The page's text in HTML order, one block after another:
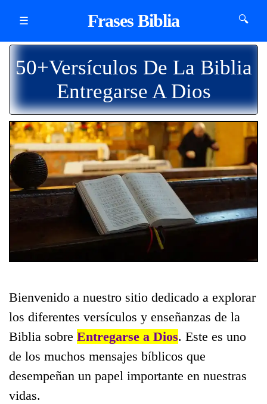
☰ Frases Biblia 🔍
50+Versículos De La Biblia
Entregarse A Dios
Bienvenido a nuestro sitio dedicado a explorar
los diferentes versículos y enseñanzas de la
Biblia sobre Entregarse a Dios. Este es uno
de los muchos mensajes bíblicos que
desempeñan un papel importante en nuestras
vidas.